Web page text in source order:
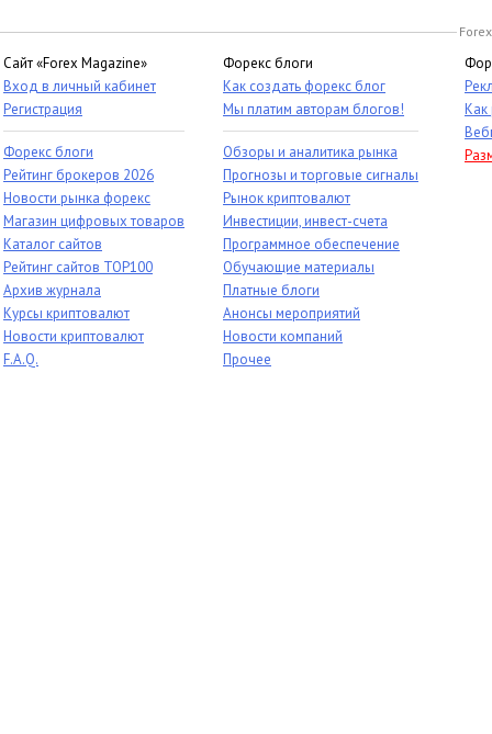
Сайт «Forex Magazine»
Вход в личный кабинет
Регистрация
Форекс блоги
Рейтинг брокеров 2026
Новости рынка форекс
Магазин цифровых товаров
Каталог сайтов
Рейтинг сайтов TOP100
Архив журнала
Курсы криптовалют
Новости криптовалют
F.A.Q.
Форекс блоги
Как создать форекс блог
Мы платим авторам блогов!
Обзоры и аналитика рынка
Прогнозы и торговые сигналы
Рынок криптовалют
Инвестиции, инвест-счета
Программное обеспечение
Обучающие материалы
Платные блоги
Анонсы мероприятий
Новости компаний
Прочее
Как